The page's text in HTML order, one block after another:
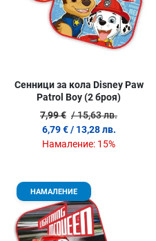
Сенници за кола Disney Paw
Patrol Boy (2 броя)
7,99 € / 15,63 лв.
6,79 € / 13,28 лв.
Намаление: 15%
Добави в любими
Сравни продукт
НАМАЛЕНИЕ